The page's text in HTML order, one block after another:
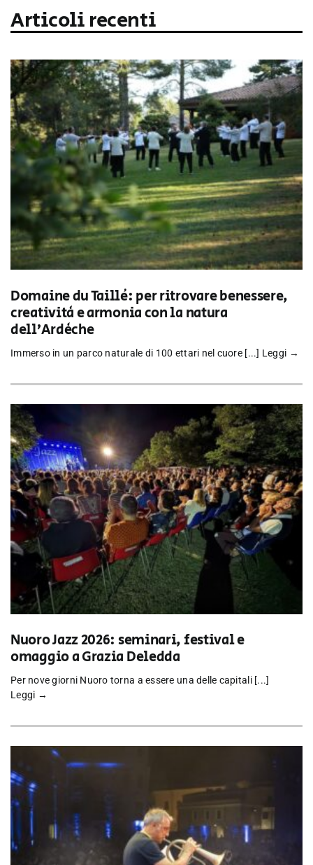
Articoli recenti
Domaine du Taillé: per ritrovare benessere,
creatività e armonia con la natura
dell’Ardèche
Immerso in un parco naturale di 100 ettari nel cuore [...] Leggi →
Nuoro Jazz 2026: seminari, festival e
omaggio a Grazia Deledda
Per nove giorni Nuoro torna a essere una delle capitali [...]
Leggi →